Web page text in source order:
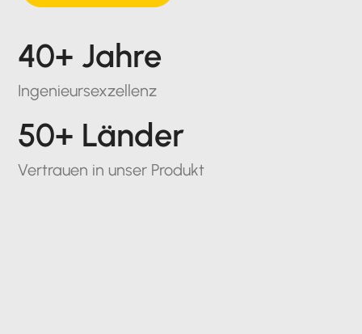
40+ Jahre
Ingenieursexzellenz
50+ Länder
Vertrauen in unser Produkt